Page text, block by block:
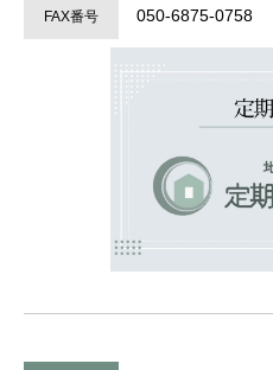
FAX番号 050-6875-0758